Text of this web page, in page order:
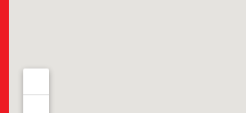
Masterclass